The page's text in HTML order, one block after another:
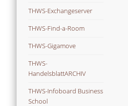
THWS-Exchangeserver
THWS-Find-a-Room
THWS-Gigamove
THWS-
HandelsblattARCHIV
THWS-Infoboard Business
School